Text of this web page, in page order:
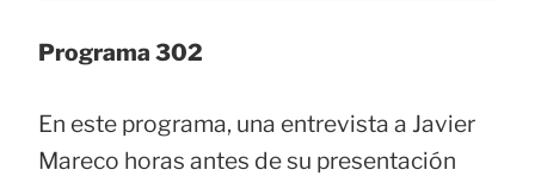
Programa 302
En este programa, una entrevista a Javier
Mareco horas antes de su presentación